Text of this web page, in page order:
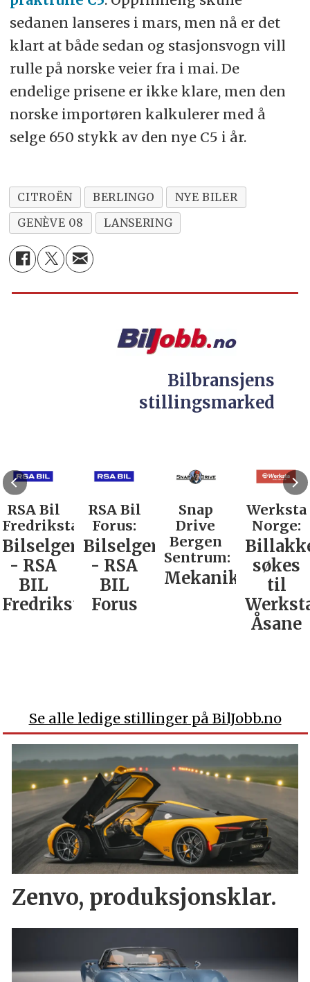
sedanen lanseres i mars, men nå er det
klart at både sedan og stasjonsvogn vill
rulle på norske veier fra i mai. De
endelige prisene er ikke klare, men den
norske importøren kalkulerer med å
selge 650 stykk av den nye C5 i år.
CITROËN BERLINGO
NYE BILER
GENÈVE 08
LANSERING
Bilbransjens
stillingsmarked
RSA Bil
Fredrikstad:
Bilselger
- RSA
BIL
Fredrikstad
RSA Bil
Forus:
Bilselger
- RSA
BIL
Forus
Snap
Drive
Bergen
Sentrum:
Mekaniker
Werksta
Norge:
søkes
til
Åsane
Se alle ledige stillinger på BilJobb.no
Zenvo, produksjonsklar.